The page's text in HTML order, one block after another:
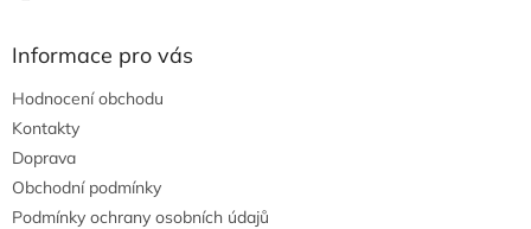
Informace pro vás
Hodnocení obchodu
Kontakty
Doprava
Obchodní podmínky
Podmínky ochrany osobních údajů